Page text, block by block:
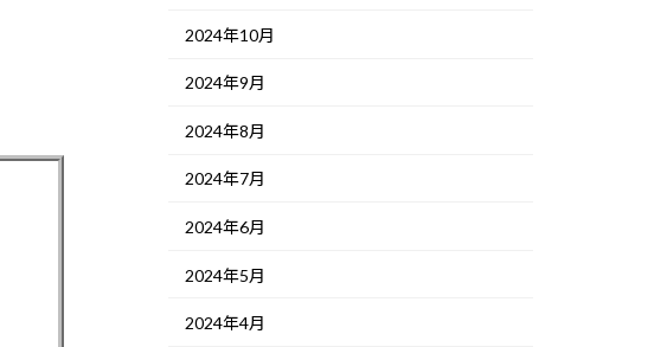
2024年10月
2024年9月
2024年8月
2024年7月
2024年6月
2024年5月
2024年4月